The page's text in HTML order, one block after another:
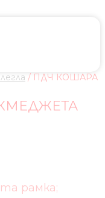
/ ПДЧ КОШАРА
рамка;